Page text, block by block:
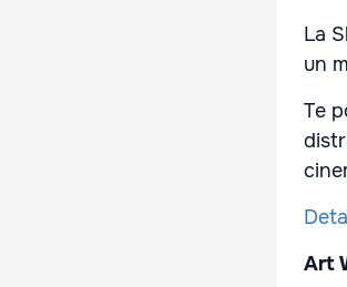
La
un
Te
Art